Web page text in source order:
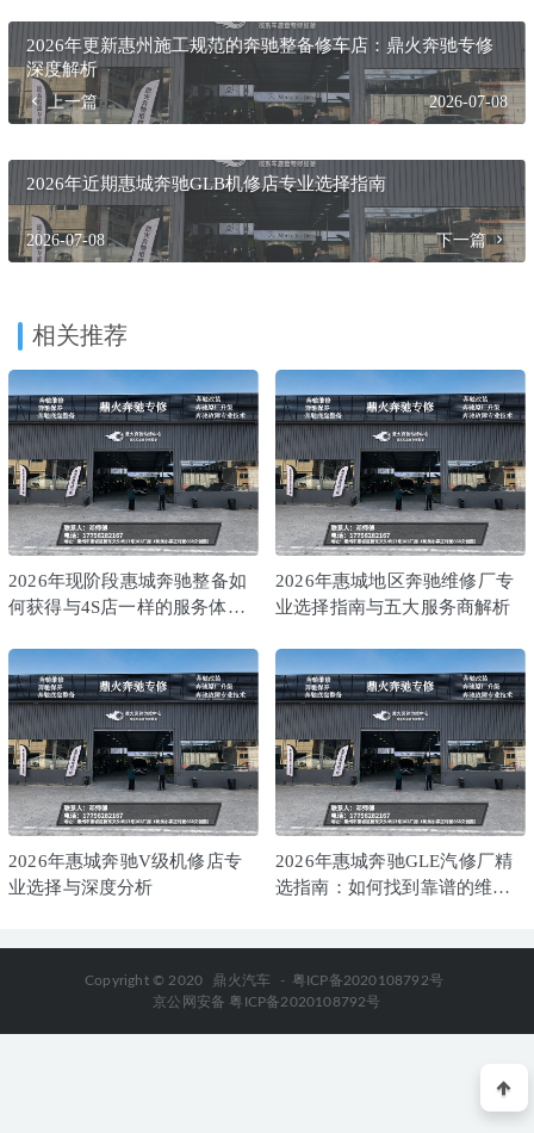
2026年更新惠州施工规范的奔驰整备修车店：鼎火奔驰专修
深度解析
上一篇 2026-07-08
2026年近期惠城奔驰GLB机修店专业选择指南
2026-07-08 下一篇
相关推荐
2026年现阶段惠城奔驰整备如
何获得与4S店一样的服务体验
2026年惠城地区奔驰维修厂专
业选择指南与五大服务商解析
2026年惠城奔驰V级机修店专
业选择与深度分析
2026年惠城奔驰GLE汽修厂精
选指南：如何找到靠谱的维修
Copyright © 2020 鼎火汽车 - 粤ICP备2020108792号
京公网安备 粤ICP备2020108792号